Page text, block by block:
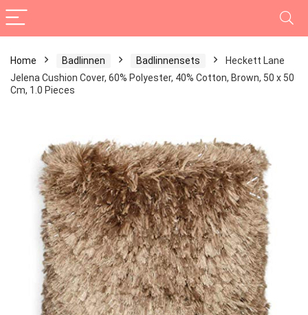
Home Badlinnen Badlinnensets
Heckett Lane
Jelena Cushion Cover, 60% Polyester, 40% Cotton, Brown, 50 x 50
Cm, 1.0 Pieces